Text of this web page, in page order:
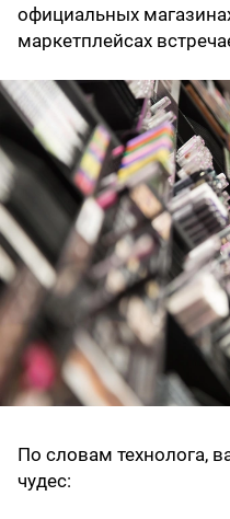
официальных
маркетплейсах
По словам технолога,
чудес: